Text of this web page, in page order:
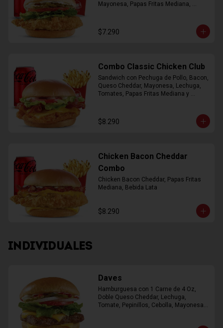
Mayonesa, Papas Fritas Mediana,
$7.290
Combo Classic Chicken Club
Sandwich con Pechuga de Pollo, Bacon,
Queso Cheddar, Mayonesa, Lechuga,
Tomates, Papas Fritas Mediana y
$8.290
Chicken Bacon Cheddar
Combo
Chicken Bacon Cheddar, Papas Fritas
Mediana, Bebida Lata
$8.290
INDIVIDUALES
Daves
Hamburguesa con 1 Carne de 4 Oz,
Doble Queso Cheddar, Lechuga,
Tomate, Pepinillos, Cebolla, Mayonesa,